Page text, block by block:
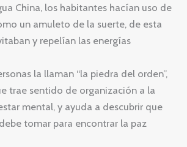
China, los habitantes hacían uso de
un amuleto de la suerte, de esta
y repelían las energías
la llaman “la piedra del orden”,
trae sentido de organización a la
mental, y ayuda a descubrir que
tomar para encontrar la paz